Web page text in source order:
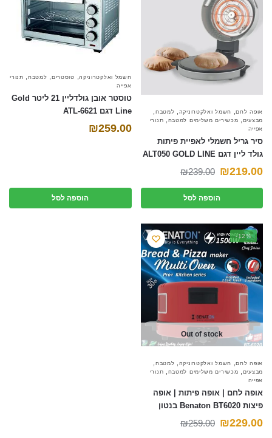
אופה לחם, חשמל ואלקטרוניקה , למטבח ,
מבצעים , מכשירים משלימים למטבח , תנורי
אפייה
סיר גריל חשמלי לאפיית פיתות
גולד ליין דגם ALT050 GOLD LINE
₪239.00
המחיר
המקורי
היה:
₪239.00.
₪219.00
המחיר
הנוכחי
הוא:
₪219.00.
הוספה לסל
חשמל ואלקטרוניקה, טוסטרים , למטבח, תנורי
אפייה
טוסטר אובן גולדליין 21 ליטר Gold
Line דגם ATL-6621
₪259.00
הוספה לסל
-12%
Out of stock
אופה לחם, חשמל ואלקטרוניקה למטבח
מבצעים מכשירים משלימים למטבח
תנורי
אפייה
אופה לחם | אופה פיתות | אופה
פיצות Benaton BT6020 בנטון
₪259.00
המחיר
₪229.00
המחיר
font_download סמן קישורים
אפס את כל האפשרויות
השאר פידבק
תצהיר נגישות